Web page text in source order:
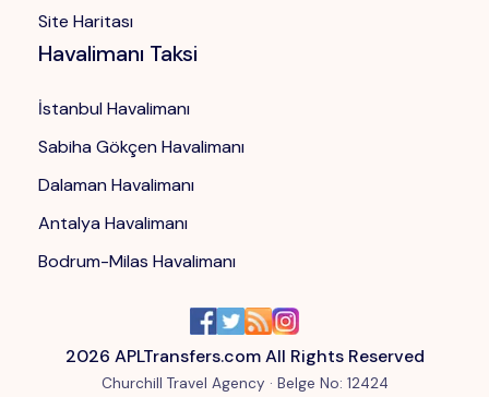
Site Haritası
Havalimanı Taksi
İstanbul Havalimanı
Sabiha Gökçen Havalimanı
Dalaman Havalimanı
Antalya Havalimanı
Bodrum-Milas Havalimanı
2026 APLTransfers.com All Rights Reserved
Churchill Travel Agency · Belge No: 12424